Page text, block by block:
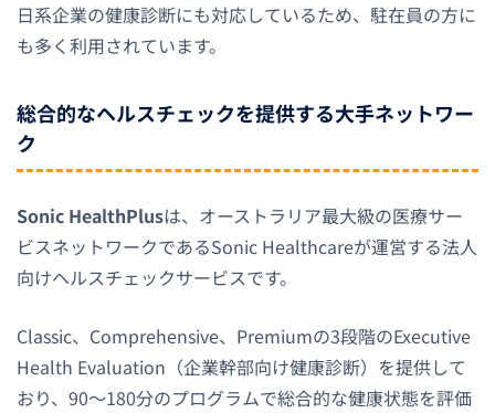
日系企業の健康診断にも対応しているため、駐在員の方に
も多く利用されています。
総合的なヘルスチェックを提供する大手ネットワー
ク
Sonic HealthPlusは、オーストラリア最大級の医療サー
ビスネットワークであるSonic Healthcareが運営する法人
向けヘルスチェックサービスです。
Classic、Comprehensive、Premiumの3段階のExecutive
Health Evaluation（企業幹部向け健康診断）を提供して
おり、90〜180分のプログラムで総合的な健康状態を評価